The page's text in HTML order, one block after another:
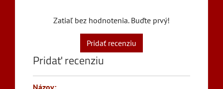
Zatiaľ bez hodnotenia. Buďte prvý!
Pridať recenziu
Pridať recenziu